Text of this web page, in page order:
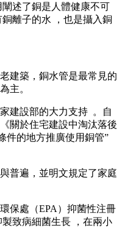
闡述了銅是人體健康不可
離子的水 ，也是攝入銅
建築 ，銅水管是最常見的
。
設部的大力支持  。自
關於住宅建設中淘汰落後
條件的地方推廣使用銅管”
，並明文規定了家庭
環保處（EPA）抑菌性注冊
致病細菌生長 ，在兩小